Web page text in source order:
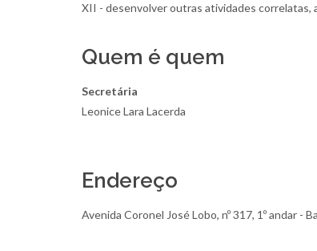
XII - desenvolver outras atividades correlatas,
Quem é quem
Secretária
Leonice Lara Lacerda
Endereço
Avenida Coronel José Lobo, nº 317, 1º andar -